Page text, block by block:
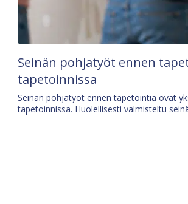
Seinän pohjatyöt ennen
tapetoinnissa
Seinän pohjatyöt ennen tapetointia ovat
tapetoinnissa. Huolellisesti valmisteltu